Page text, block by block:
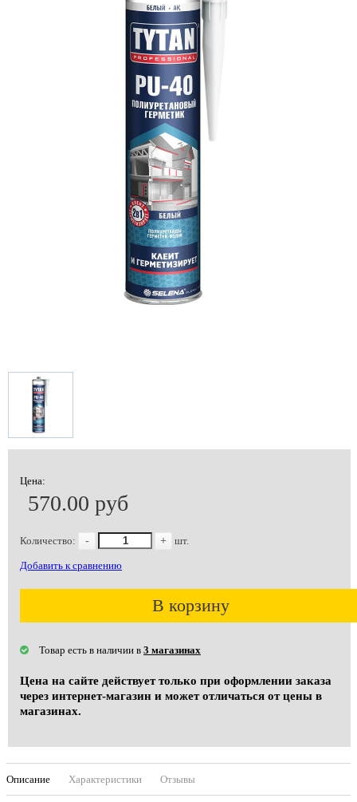
Цена:
570.00 руб
Количество: - + шт.
Добавить к сравнению
В корзину
Товар есть в наличии в 3 магазинах
Цена на сайте действует только при оформлении заказа
через интернет-магазин и может отличаться от цены в
магазинах.
Описание Характеристики Отзывы